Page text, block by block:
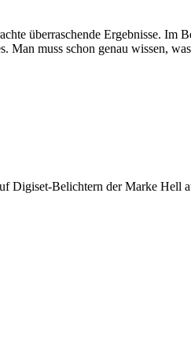
überraschende Ergebnisse. Im
Man muss schon genau wissen,
Digiset-Belichtern der Marke Hell